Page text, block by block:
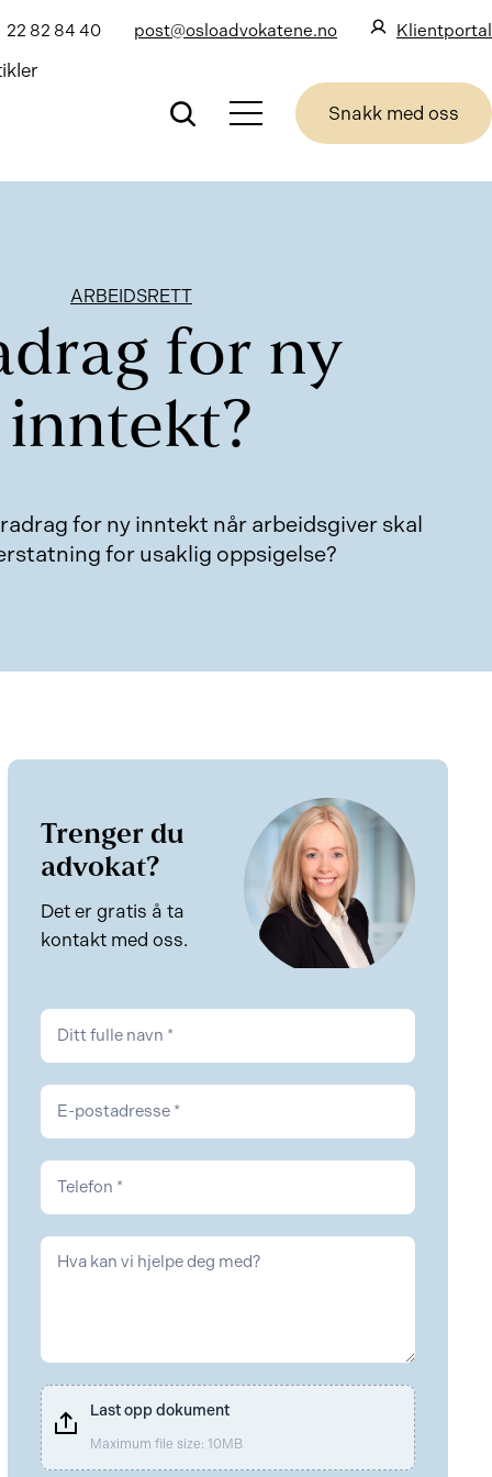
22 82 84 40 post@osloadvokatene.no Klientportal
Snakk med oss
ARBEIDSRETT
for ny
inntekt?
for ny inntekt når arbeidsgiver skal
for usaklig oppsigelse?
Trenger du
advokat?
Det er gratis å ta
kontakt med oss.
Arbeidsrett
Last opp dokument
Maximum file size: 10MB